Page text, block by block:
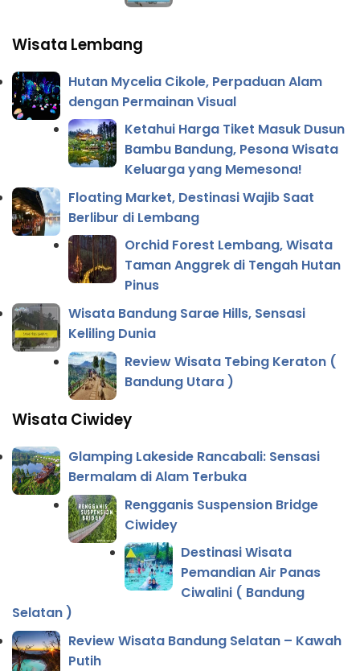
Wisata Lembang
Hutan Mycelia Cikole, Perpaduan Alam
dengan Permainan Visual
Ketahui Harga Tiket Masuk Dusun
Bambu Bandung, Pesona Wisata
Keluarga yang Memesona!
Floating Market, Destinasi Wajib Saat
Berlibur di Lembang
Orchid Forest Lembang, Wisata
Taman Anggrek di Tengah Hutan
Pinus
Wisata Bandung Sarae Hills, Sensasi
Keliling Dunia
Review Wisata Tebing Keraton (
Bandung Utara )
Wisata Ciwidey
Glamping Lakeside Rancabali: Sensasi
Bermalam di Alam Terbuka
Rengganis Suspension Bridge
Ciwidey
Destinasi Wisata
Pemandian Air Panas
Ciwalini ( Bandung
Selatan )
Review Wisata Bandung Selatan – Kawah
Putih